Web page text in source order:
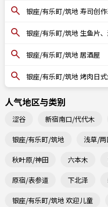
银座/有乐町/筑地 寿司创
银座/有乐町/筑地 生鱼片
银座/有乐町/筑地 居酒屋
银座/有乐町/筑地 烤肉日
人气地区与类别
涩谷 新宿南口/代代木
银座/有乐町/筑地 浅草/
秋叶原/神田 六本木
原宿/表参道 下北泽
银座/有乐町/筑地 欢迎儿童